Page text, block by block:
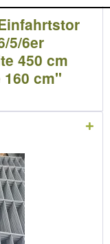
5/6er
450 cm
160 cm"